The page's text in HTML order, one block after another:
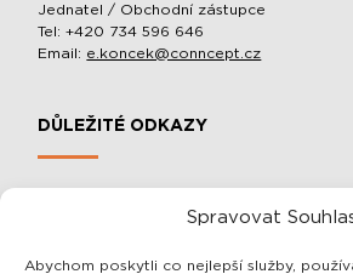
Spravovat
Abychom poskytli co nejlepší služby,
Jednatel / Obchodní zástupce
Tel: +420 734 596 646
Email: e.koncek@conncept.cz
DŮLEŽITÉ ODKAZY
OCHRANA OSOBNÍCH ÚDAJŮ